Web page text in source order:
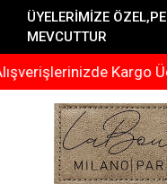
ÜYELERİMİZE
MEVCUTTUR
Kargo